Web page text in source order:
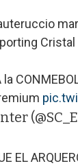
Cristal
la
EL